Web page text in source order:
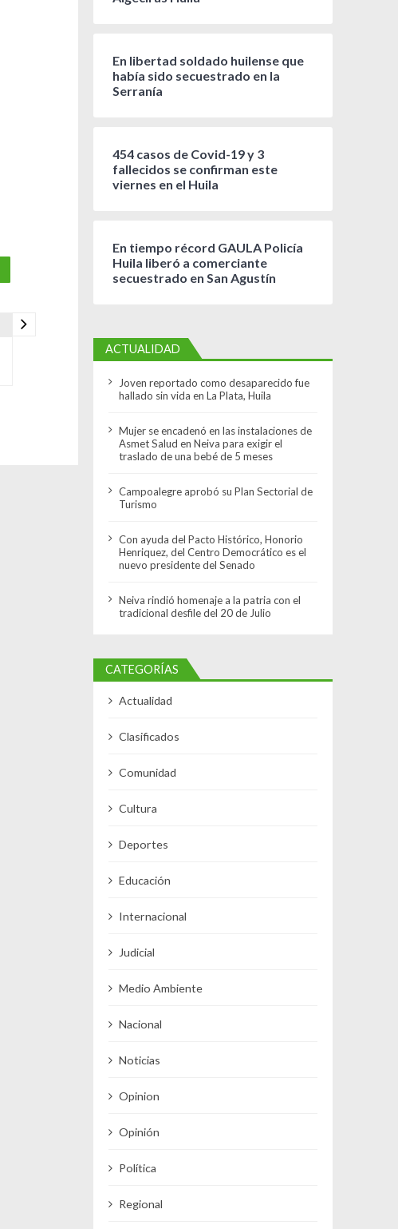
En libertad soldado huilense que
había sido secuestrado en la
Serranía
454 casos de Covid-19 y 3
fallecidos se confirman este
viernes en el Huila
En tiempo récord GAULA Policía
Huila liberó a comerciante
secuestrado en San Agustín
ACTUALIDAD
Joven reportado como desaparecido fue
hallado sin vida en La Plata, Huila
Mujer se encadenó en las instalaciones de
Asmet Salud en Neiva para exigir el
traslado de una bebé de 5 meses
Campoalegre aprobó su Plan Sectorial de
Turismo
Con ayuda del Pacto Histórico, Honorio
Henriquez, del Centro Democrático es el
nuevo presidente del Senado
Neiva rindió homenaje a la patria con el
tradicional desfile del 20 de Julio
CATEGORÍAS
Actualidad
Clasificados
Comunidad
Cultura
Deportes
Educación
Internacional
Judicial
Medio Ambiente
Nacional
Noticias
Opinion
Opinión
Política
Regional